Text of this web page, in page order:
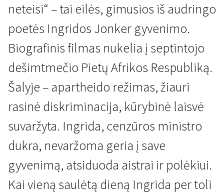
Naujienos iš Nyderlandų
Drugeliai juodieji
1 val. 40 min. | Drama | N/A
neteisi“ – tai eilės, gimusios iš audringo
poetės Ingridos Jonker gyvenimo.
Biografinis filmas nukelia į septintojo
dešimtmečio Pietų Afrikos Respubliką.
Šalyje – apartheido režimas, žiauri
rasinė diskriminacija, kūrybinė laisvė
suvaržyta. Ingrida, cenzūros ministro
dukra, nevaržoma geria į save
gyvenimą, atsiduoda aistrai ir polėkiui.
Kai vieną saulėtą dieną Ingrida per toli